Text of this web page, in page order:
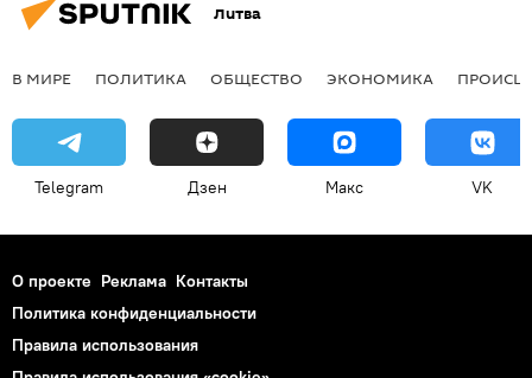
Литва
В МИРЕ ПОЛИТИКА ОБЩЕСТВО ЭКОНОМИКА
Telegram Дзен Макс VK
О проекте Реклама Контакты
Политика конфиденциальности
Правила использования